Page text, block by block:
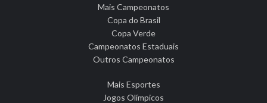
Mais Campeonatos
Copa do Brasil
Copa Verde
Campeonatos Estaduais
Outros Campeonatos
Mais Esportes
Jogos Olímpicos